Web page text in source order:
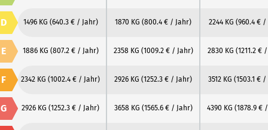
D 1496 KG (640.3 € / Jahr) 1870 KG (800.4 € / Jahr) 2244 KG (960.4 € /
E 1886 KG (807.2 € / Jahr) 2358 KG (1009.2 € / Jahr) 2830 KG (1211.2 €
F 2342 KG (1002.4 € / Jahr) 2926 KG (1252.3 € / Jahr) 3512 KG (1503.1 €
G 2926 KG (1252.3 € / Jahr) 3658 KG (1565.6 € / Jahr) 4390 KG (1878.9 €